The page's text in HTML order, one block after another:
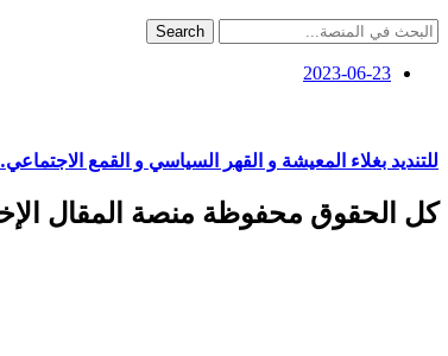
Search
2023-06-23
للتنديد بغلاء المعيشة و القهر السياسي و القمع
كل الحقوق محفوظة منصة المقال الإخبارية